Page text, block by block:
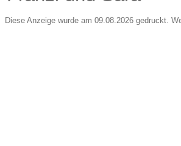
Diese Anzeige wurde am 09.08.2026 gedruckt.